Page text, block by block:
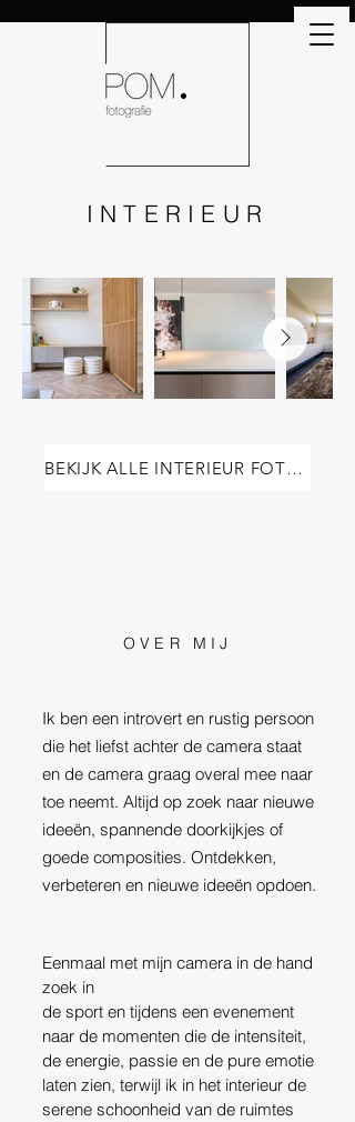
INTERIEUR
BEKIJK ALLE INTERIEUR FOTO'S
OVER MIJ
Ik ben een introvert en rustig persoon
die het liefst achter de camera staat
en de camera graag overal mee naar
toe neemt. Altijd op zoek naar nieuwe
ideeën, spannende doorkijkjes of
goede composities. Ontdekken,
verbeteren en nieuwe ideeën opdoen.
Eenmaal met mijn camera in de hand
zoek in ​​​
de sport en tijdens een evenement
naar de momenten die de intensiteit,
de energie, passie en de pure emotie
laten zien, terwijl ik in het interieur de
serene schoonheid van de ruimtes